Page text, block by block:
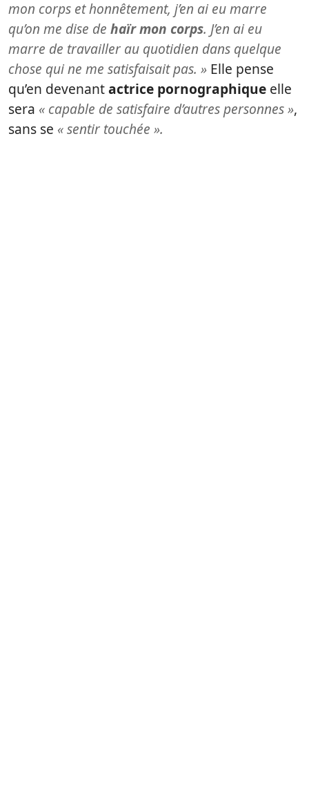
mon corps et honnêtement, j’en ai eu marre
qu’on me dise de haïr mon corps. J’en ai eu
marre de travailler au quotidien dans quelque
chose qui ne me satisfaisait pas. » Elle pense
qu’en devenantactrice pornographique elle
sera « capable de satisfaire d’autres personnes »,
sans se « sentir touchée ».